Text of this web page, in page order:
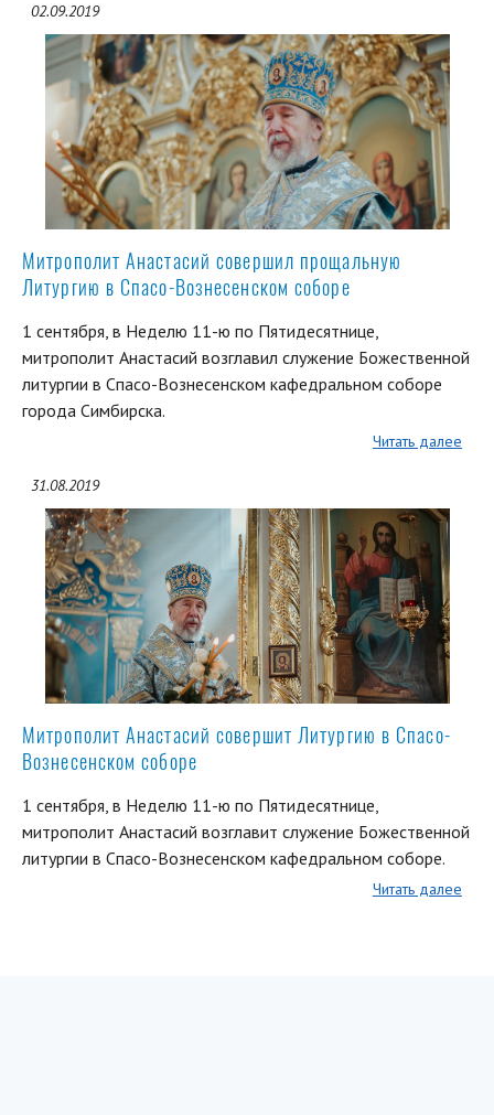
02.09.2019
Митрополит Анастасий совершил прощальную
Литургию в Спасо-Вознесенском соборе
1 сентября, в Неделю 11-ю по Пятидесятнице,
митрополит Анастасий возглавил служение Божественной
литургии в Спасо-Вознесенском кафедральном соборе
города Симбирска.
Читать далее
31.08.2019
Митрополит Анастасий совершит Литургию в Спасо-
Вознесенском соборе
1 сентября, в Неделю 11-ю по Пятидесятнице,
митрополит Анастасий возглавит служение Божественной
литургии в Спасо-Вознесенском кафедральном соборе.
Читать далее